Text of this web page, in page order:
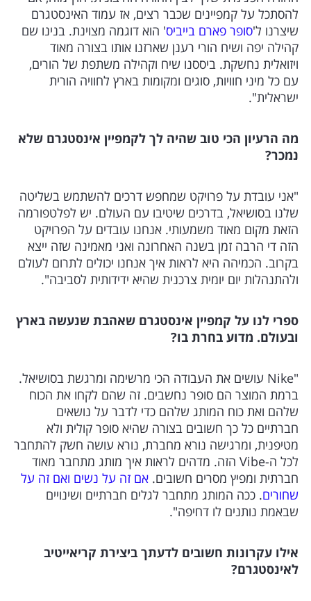
להסתכל על קמפיינים שכבר רצים, אז עמוד האינסטגרם
שיצרנו ל'סופר פארם בייביס' הוא דוגמה מצוינת. בנינו שם
קהילה יפה ושיח הורי רענן שארזנו אותו בצורה מאוד
ויזואלית נחשקת. ביססנו שיח וקהילה משתפת של הורים,
עם כל מיני חוויות, סוגים ומקומות בארץ לחוויה הורית
ישראלית".
מה הרעיון הכי טוב שהיה לך לקמפיין אינסטגרם שלא
נמכר?
"אני עובדת על פרויקט שמחפש דרכים להשתמש בשליטה
שלנו בסושיאל, בדרכים שיטיבו עם העולם. יש לפלטפורמה
הזאת מקום מאוד משמעותי. אנחנו עובדים על הפרויקט
הזה די הרבה זמן בשנה האחרונה ואני מאמינה שזה ייצא
בקרוב. הכמיהה היא לראות איך אנחנו יכולים לתרום לעולם
ולהתנהלות יום יומית צרכנית שהיא ידידותית לסביבה".
ספרי לנו על קמפיין אינסטגרם שאהבת שנעשה בארץ
ובעולם. מדוע בחרת בו?
"Nike עושים את העבודה הכי מרשימה ומרגשת בסושיאל.
ברמת המוצר הם סופר נחשבים. זה שהם לקחו את הכוח
שלהם ואת כוח המותג שלהם כדי לדבר על נושאים
חברתיים כל כך חשובים בצורה שהיא סופר קולית ולא
מטיפנית, ומרגישה נורא מחברת, נורא עושה חשק להתחבר
לכל ה-Vibe הזה. מדהים לראות איך מותג מתחבר מאוד
חברתית ומפיץ מסרים חשובים. אם זה על נשים ואם זה על
שחורים. ככה המותג מתחבר לגלים חברתיים ושינויים
שבאמת נותנים לו דחיפה".
אילו עקרונות חשובים לדעתך ביצירת קריאייטיב
לאינסטגרם?